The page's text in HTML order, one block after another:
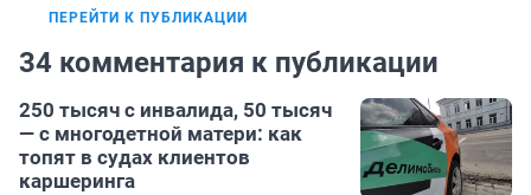
ПЕРЕЙТИ К ПУБЛИКАЦИИ
34 комментария к публикации
250 тысяч с инвалида, 50 тысяч
— с многодетной матери: как
топят в судах клиентов
каршеринга